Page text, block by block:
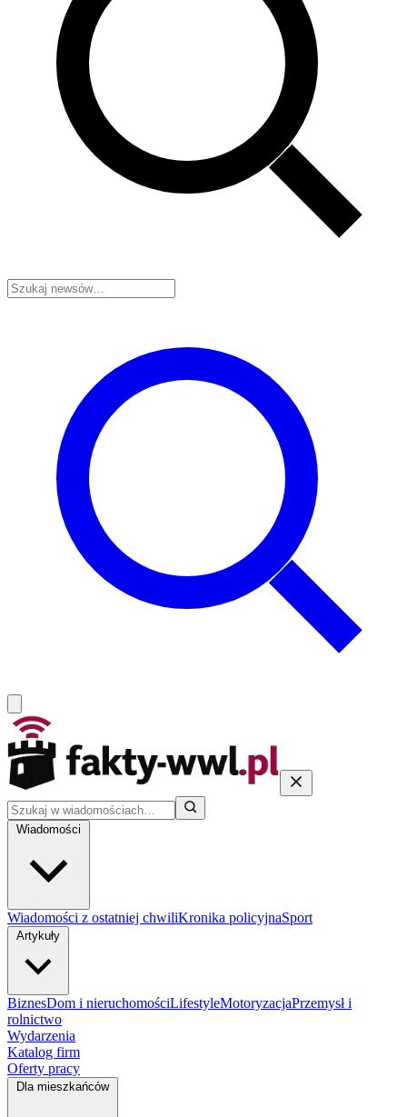
Wiadomości
Wiadomości z ostatniej chwiliKronika policyjnaSport
Artykuły
BiznesDom i nieruchomościLifestyleMotoryzacjaPrzemysł i
rolnictwo
Wydarzenia
Katalog firm
Oferty pracy
Dla mieszkańców